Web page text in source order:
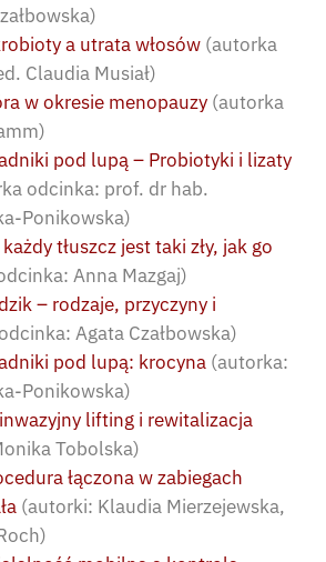
a utrata włosów (autorka
Claudia Musiał)
w okresie menopauzy (autorka
pod lupą – Probiotyki i lizaty
odcinka: prof. dr hab.
Ponikowska)
tłuszcz jest taki zły, jak go
Anna Mazgaj)
– rodzaje, przyczyny i
Agata Czałbowska)
pod lupą: krocyna (autorka:
Ponikowska)
lifting i rewitalizacja
Tobolska)
łączona w zabiegach
(autorki: Klaudia Mierzejewska,